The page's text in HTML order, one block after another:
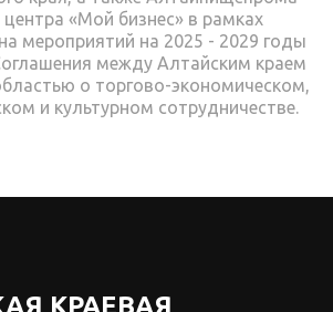
центра «Мой бизнес» в рамках
мероприятий на 2025 - 2029 годы
между Алтайским краем
о торгово-экономическом,
и культурном сотрудничестве.
КРАЕВАЯ